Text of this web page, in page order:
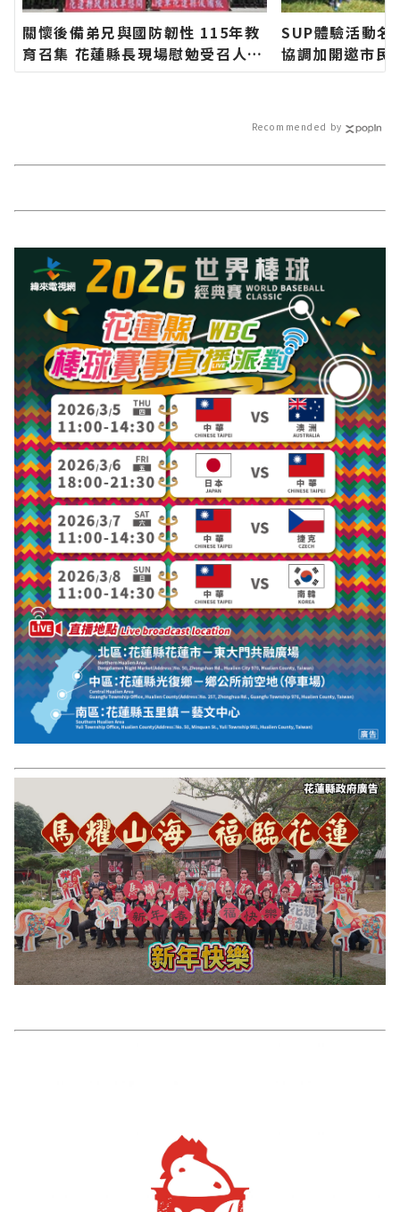
關懷後備弟兄與國防韌性 115年教
育召集 花蓮縣長現場慰勉受召人員
∣花蓮新聞網官方網站各類新聞－
SUP體驗活動名
協調加開邀市
聞網官方網站各
Recommended by